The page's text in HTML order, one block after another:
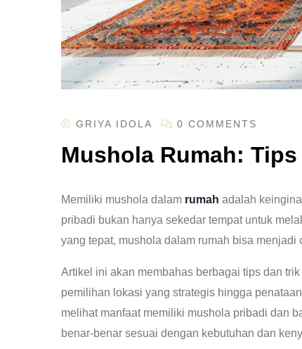
GRIYA IDOLA 0 COMMENTS
Mushola Rumah:
Memiliki mushola dalam rumah adalah
pribadi bukan hanya sekedar tempat untuk
yang tepat, mushola dalam rumah bisa
Artikel ini akan membahas berbagai tips dan
pemilihan lokasi yang strategis hingga
melihat manfaat memiliki mushola pribadi dan
benar-benar sesuai dengan kebutuhan dan